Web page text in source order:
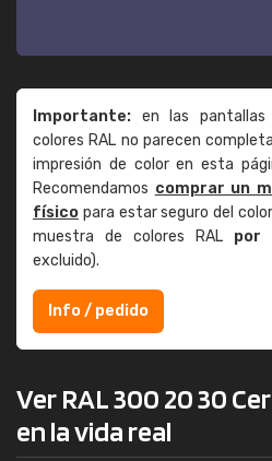
Importante: en las pantallas
colores RAL no parecen
impresión de color en esta
Recomendamos comprar un
físico para estar seguro del
muestra de colores RAL por
excluido).
Info / pedido
Ver RAL 300 20 30
en la vida real